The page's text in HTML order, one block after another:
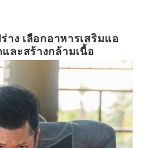
าง เลือกอาหารเสริมแอ
ละสร้างกล้ามเนื้อ